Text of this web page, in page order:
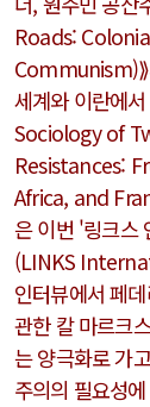
Roads:
Communism
세계와 이란에
Sociology of
Resistances:
Africa, and
은 이번 '링크스
(LINKS
인터뷰에서 페
관한 칼 마르크
는 양극화로 가
주의의 필요성